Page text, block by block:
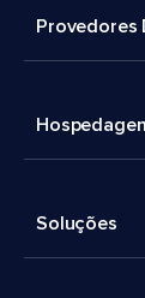
Provedores
Soluções